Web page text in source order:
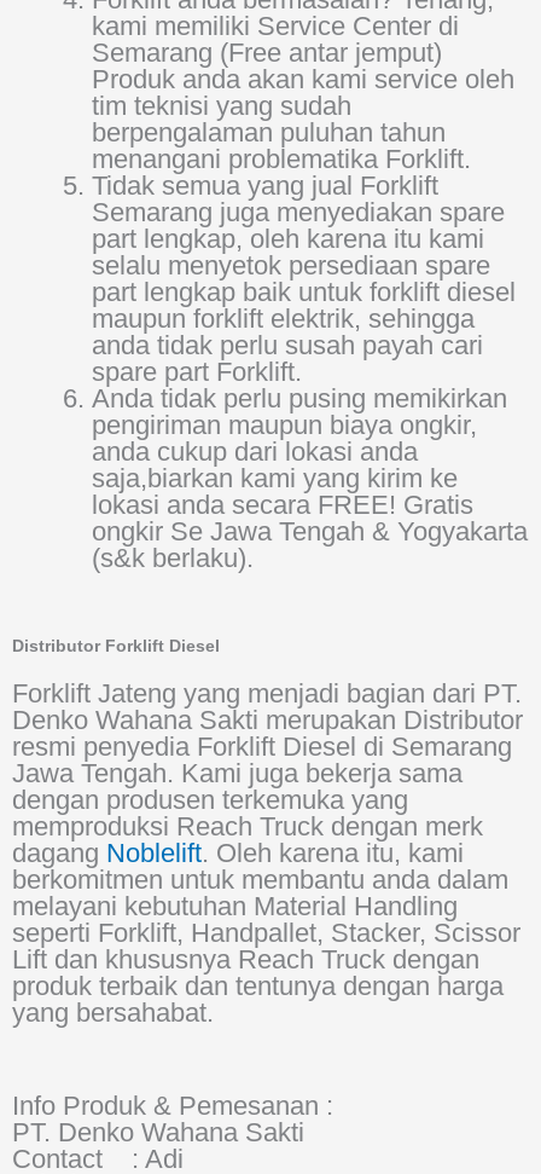
kami memiliki Service Center di
Semarang (Free antar jemput)
Produk anda akan kami service oleh
tim teknisi yang sudah
berpengalaman puluhan tahun
menangani problematika Forklift.
Tidak semua yang jual Forklift
Semarang juga menyediakan spare
part lengkap, oleh karena itu kami
selalu menyetok persediaan spare
part lengkap baik untuk forklift diesel
maupun forklift elektrik, sehingga
anda tidak perlu susah payah cari
spare part Forklift.
Anda tidak perlu pusing memikirkan
pengiriman maupun biaya ongkir,
anda cukup dari lokasi anda
saja,biarkan kami yang kirim ke
lokasi anda secara FREE! Gratis
ongkir Se Jawa Tengah & Yogyakarta
(s&k berlaku).
Distributor Forklift Diesel
Forklift Jateng yang menjadi bagian dari PT.
Denko Wahana Sakti merupakan Distributor
resmi penyedia Forklift Diesel di Semarang
Jawa Tengah. Kami juga bekerja sama
dengan produsen terkemuka yang
memproduksi Reach Truck dengan merk
dagang Noblelift. Oleh karena itu, kami
berkomitmen untuk membantu anda dalam
melayani kebutuhan Material Handling
seperti Forklift, Handpallet, Stacker, Scissor
Lift dan khususnya Reach Truck dengan
produk terbaik dan tentunya dengan harga
yang bersahabat.
Info Produk & Pemesanan :
PT. Denko Wahana Sakti
Contact : Adi